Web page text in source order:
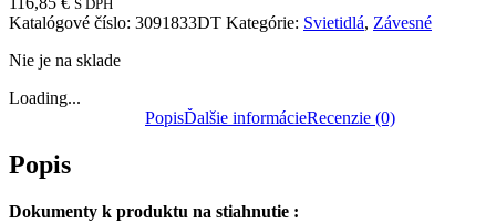
S DPH
Katalógové číslo: 3091833DT Kategórie: Svietidlá, Závesné
Nie je na sklade
Loading...
PopisĎalšie informácieRecenzie (0)
Popis
Dokumenty k produktu na stiahnutie :